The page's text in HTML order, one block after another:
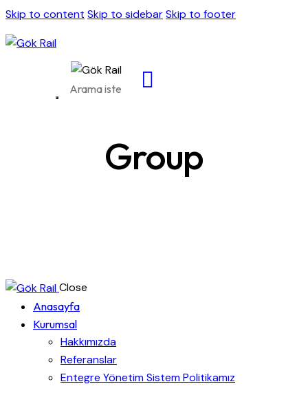
Skip to content Skip to sidebarSkip to footer
Group
Close
Anasayfa
Kurumsal
Hakkımızda
Referanslar
Entegre Yönetim Sistem Politikamız